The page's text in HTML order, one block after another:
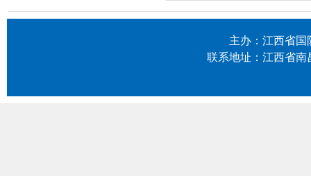
主办：江西省
联系地址：江西省南